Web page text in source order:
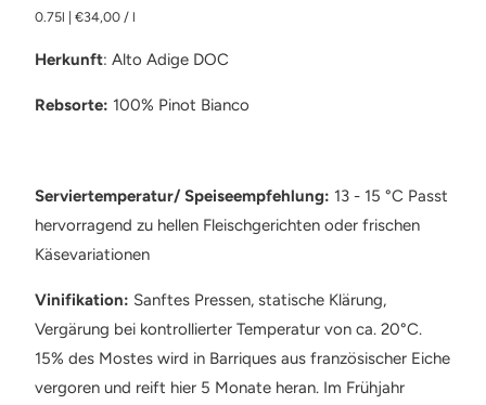
0.75l €34,00/ l
Herkunft: Alto Adige DOC
Rebsorte: 100% Pinot Bianco
Serviertemperatur/ Speiseempfehlung: 13 - 15 °C Passt
hervorragend zu hellen Fleischgerichten oder frischen
Käsevariationen
Vinifikation: Sanftes Pressen, statische Klärung,
Vergärung bei kontrollierter Temperatur von ca. 20°C.
15% des Mostes wird in Barriques aus französischer Eiche
vergoren und reift hier 5 Monate heran. Im Frühjahr